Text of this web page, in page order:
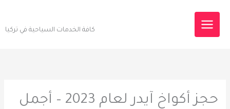
كافة الخدمات السياحية في تركيا
حجز أكواخ آيدر لعام 2023 – أجمل